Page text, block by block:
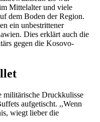
Mittelalter und viele
dem Boden der Region.
ein unbestrittener
Dies erklärt auch die
gegen die Kosovo-
militärische Druckkulisse
aufgetischt. ,,Wenn
wiegt lieber die